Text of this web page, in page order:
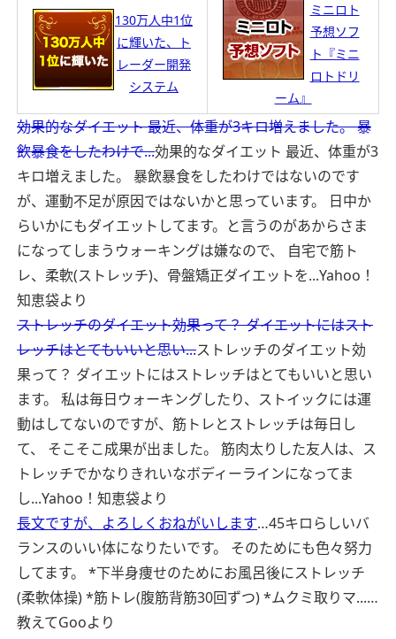
130万人中1位
に輝いた、ト
レーダー開発
システム
ミニロト
予想ソフ
ト『ミニ
ロトドリ
ーム』
効果的なダイエット 最近、体重が3キロ増えました。 暴
飲暴食をしたわけで...効果的なダイエット 最近、体重が3
キロ増えました。 暴飲暴食をしたわけではないのです
が、運動不足が原因ではないかと思っています。 日中か
らいかにもダイエットしてます。と言うのがあからさま
になってしまうウォーキングは嫌なので、 自宅で筋ト
レ、柔軟(ストレッチ)、骨盤矯正ダイエットを...Yahoo！
知恵袋より
ストレッチのダイエット効果って？ ダイエットにはスト
レッチはとてもいいと思い...ストレッチのダイエット効
果って？ ダイエットにはストレッチはとてもいいと思い
ます。 私は毎日ウォーキングしたり、ストイックには運
動はしてないのですが、筋トレとストレッチは毎日し
て、 そこそこ成果が出ました。 筋肉太りした友人は、ス
トレッチでかなりきれいなボディーラインになってま
し...Yahoo！知恵袋より
長文ですが、よろしくおねがいします…45キロらしいバ
ランスのいい体になりたいです。 そのためにも色々努力
してます。 *下半身痩せのためにお風呂後にストレッチ
(柔軟体操) *筋トレ(腹筋背筋30回ずつ) *ムクミ取りマ...…
教えてGooより